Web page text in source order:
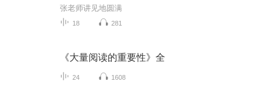
张老师讲见地圆满
18 281
《大量阅读的重要性》全
24 1608